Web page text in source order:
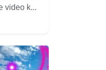
video k...